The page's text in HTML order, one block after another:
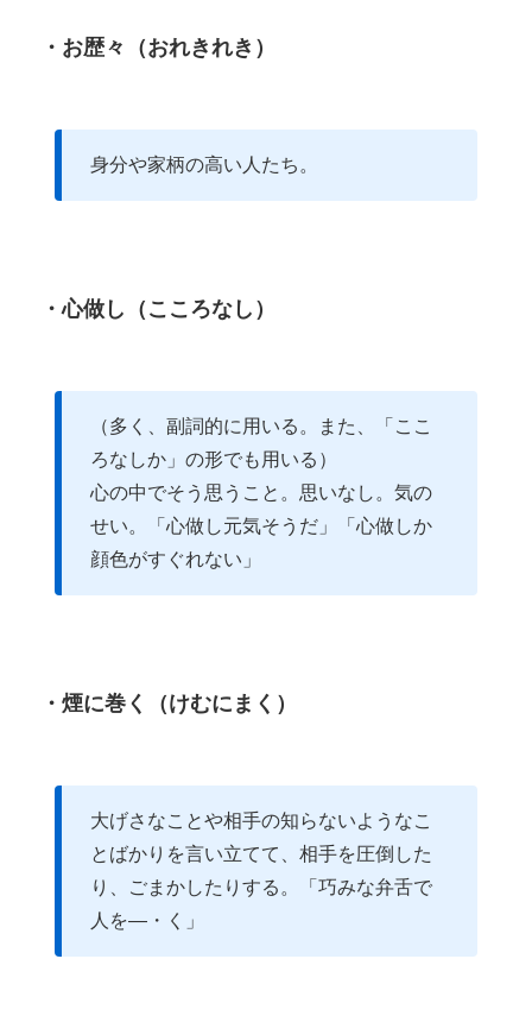
・お歴々（おれきれき）
身分や家柄の高い人たち。
・心做し（こころなし）
（多く、副詞的に用いる。また、「ここ
ろなしか」の形でも用いる）
心の中でそう思うこと。思いなし。気の
せい。「心做し元気そうだ」「心做しか
顔色がすぐれない」
・煙に巻く（けむにまく）
大げさなことや相手の知らないようなこ
とばかりを言い立てて、相手を圧倒した
り、ごまかしたりする。「巧みな弁舌で
人を―・く」